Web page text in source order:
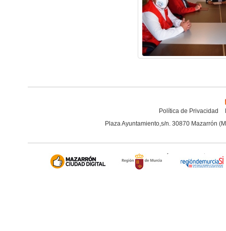
Política de Privacidad
Plaza Ayuntamiento,s/n. 30870 Mazarrón